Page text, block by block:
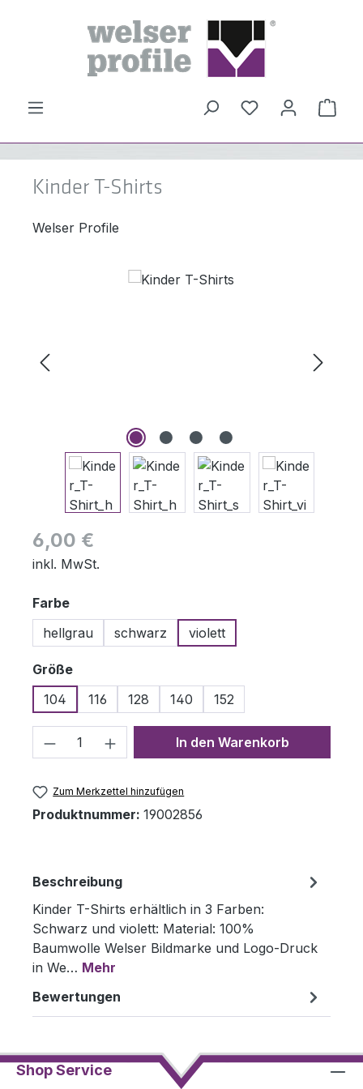
Zum Hauptinhalt springen
Du hast 0
Kinder T-Shirts
Welser Profile
Bildergalerie überspringen
Regulärer Preis:
6,00 €
inkl. MwSt.
Farbeauswählen
hellgrau
schwarz violett
Größeauswählen
104
116 128 140 152
Produkt Anzahl: Gib den
In den Warenkorb
Zum Merkzettel hinzufügen
Produktnummer: 19002856
Beschreibung
Kinder T-Shirts erhältlich in 3 Farben:
Schwarz und violett: Material: 100%
Baumwolle Welser Bildmarke und Logo-Druck
in We… Mehr
Bewertungen
Shop Service